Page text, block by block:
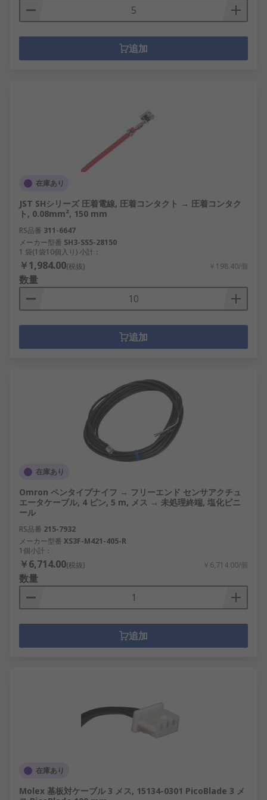
追加
在庫あり
JST SHシリーズ 圧着電線, 圧着コンタクト → 圧着コンタク
ト, 0.08mm², 150 mm
RS品番 311-6647
メーカー型番 SH3-SS5-28150
1 袋(1袋10個入り) 小計：
￥1,984.00(税抜) ￥198.40/個
数量
追加
在庫あり
Omron ペンタイプナイフ → フリーエンド センサアクチュ
エータケーブル, 4 ピン, 5 m, メス → 未処理終端, 塩化ビニ
ール
RS品番 215-7932
メーカー型番 XS3F-M421-405-R
1個小計：
￥6,714.00(税抜) ￥6,714.00/個
数量
追加
在庫あり
Molex 基板対ケーブル 3 メス, 15134-0301 PicoBlade 3 メ